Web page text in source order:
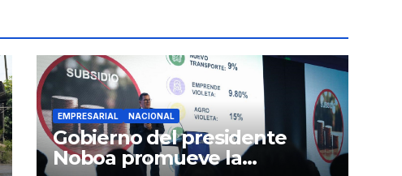
EMPRESARIAL NACIONAL
Gobierno del presidente
Noboa promueve la